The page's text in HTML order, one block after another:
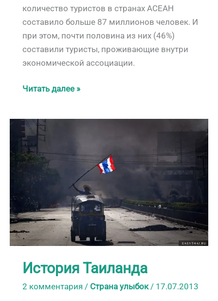
количество туристов в странах АСЕАН
составило больше 87 миллионов человек. И
при этом, почти половина из них (46%)
составили туристы, проживающие внутри
экономической ассоциации.
АСЕАН
на
туризм
Читать далее »
История Таиланда
2 комментария / Страна улыбок/ 17.07.2013